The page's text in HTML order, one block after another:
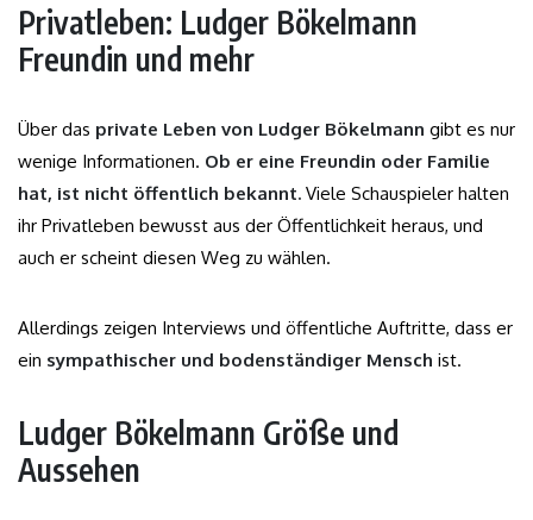
Privatleben: Ludger Bökelmann
Freundin und mehr
Über das private Leben von Ludger Bökelmann gibt es nur
wenige Informationen. Ob er eine Freundin oder Familie
hat, ist nicht öffentlich bekannt. Viele Schauspieler halten
ihr Privatleben bewusst aus der Öffentlichkeit heraus, und
auch er scheint diesen Weg zu wählen.
Allerdings zeigen Interviews und öffentliche Auftritte, dass er
ein sympathischer und bodenständiger Mensch ist.
Ludger Bökelmann Größe und
Aussehen